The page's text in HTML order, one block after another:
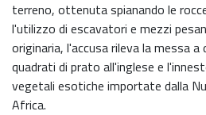
terreno, ottenuta spianando le
l'utilizzo di escavatori e mezzi
originaria, l'accusa rileva la messa
quadrati di prato all'inglese e
vegetali esotiche importate dalla
Africa.